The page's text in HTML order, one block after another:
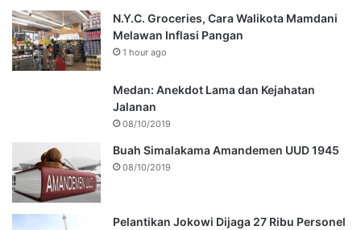
N.Y.C. Groceries, Cara Walikota Mamdani
Melawan Inflasi Pangan
1 hour ago
Medan: Anekdot Lama dan Kejahatan
Jalanan
08/10/2019
Buah Simalakama Amandemen UUD 1945
08/10/2019
Pelantikan Jokowi Dijaga 27 Ribu Personel